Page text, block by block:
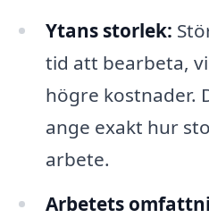
Ytans storlek:
tid att bearbeta,
högre kostnader.
ange exakt hur
arbete.
Arbetets